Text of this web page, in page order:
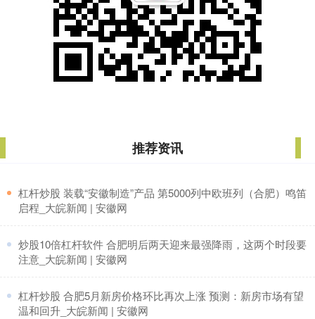
推荐资讯
​杠杆炒股 装载“安徽制造”产品 第5000列中欧班列（合肥）鸣笛
启程_大皖新闻 | 安徽网
​炒股10倍杠杆软件 合肥明后两天迎来最强降雨，这两个时段要
注意_大皖新闻 | 安徽网
​杠杆炒股 合肥5月新房价格环比再次上涨 预测：新房市场有望
温和回升_大皖新闻 | 安徽网